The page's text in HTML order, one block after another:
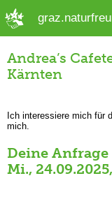
Andrea’s
Kärnten
Ich interessiere mich für
mich.
Deine Anfrage
Mi.,